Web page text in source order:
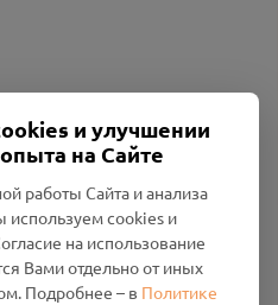
и улучшении
на Сайте
работы Сайта и анализа
используем cookies и
на использование
Вами отдельно от иных
Подробнее – в Политике